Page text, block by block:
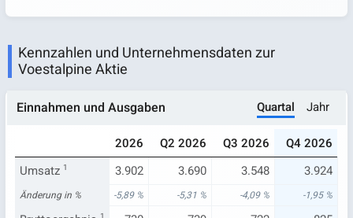
Kennzahlen und Unternehmensdaten zur
Voestalpine Aktie
Einnahmen und Ausgaben Quartal Jahr
Q1 2026 Q2 2026 Q3 2026
Q4 2026
Umsatz 1
4.002 3.902 3.690 3.548 3.924
Änderung in %
-6,85 % -5,89 % -5,31 % -4,09 % -1,95 %